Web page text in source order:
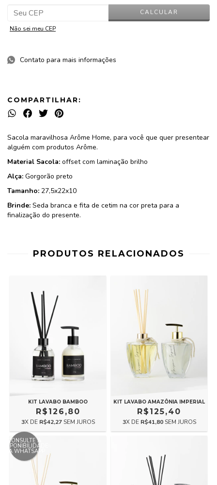
CALCULAR
Não sei meu CEP
Contato para mais informações
COMPARTILHAR:
Sacola maravilhosa Arôme Home, para você que quer presentear
alguém com produtos Arôme.
Material Sacola: offset com laminação brilho
Alça: Gorgorão preto
Tamanho: 27,5x22x10
Brinde: Seda branca e fita de cetim na cor preta para a
finalização do presente.
PRODUTOS RELACIONADOS
KIT LAVABO BAMBOO
R$126,80
3X DE R$42,27SEM JUROS
KIT LAVABO AMAZÔNIA IMPERIAL
R$125,40
3X DE R$41,80SEM JUROS
CONSULTE A
DISPONIBILIDADE
VIA WHATSAPP